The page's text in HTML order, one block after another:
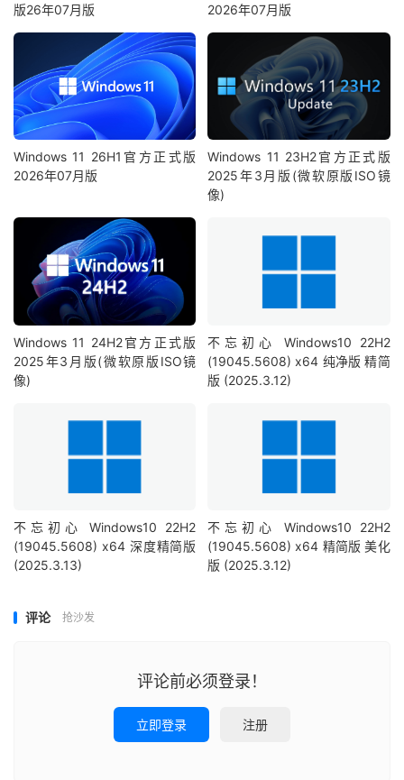
版26年07月版
2026年07月版
Windows 11 26H1官方正式版
2026年07月版
Windows 11 23H2官方正式版
2025年3月版(微软原版ISO镜
像)
Windows 11 24H2官方正式版
2025年3月版(微软原版ISO镜
像)
不忘初心 Windows10 22H2
(19045.5608) x64 纯净版 精简
版 (2025.3.12)
不忘初心 Windows10 22H2
(19045.5608) x64 深度精简版
(2025.3.13)
不忘初心 Windows10 22H2
(19045.5608) x64 精简版 美化
版 (2025.3.12)
评论 抢沙发
评论前必须登录！
立即登录 注册